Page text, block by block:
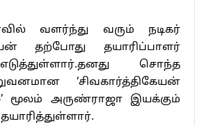
வளர்ந்து வரும் நடிகர்
தற்போது தயாரிப்பாளர்
சொந்த
‘சிவகார்த்திகேயன்
மூலம் அருண்ராஜா இயக்கும்